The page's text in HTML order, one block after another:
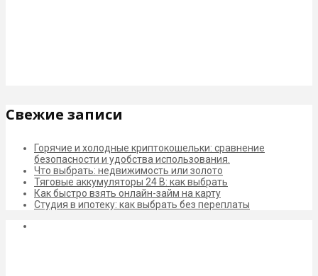
Свежие записи
Горячие и холодные криптокошельки: сравнение
безопасности и удобства использования.
Что выбрать: недвижимость или золото
Тяговые аккумуляторы 24 В: как выбрать
Как быстро взять онлайн-займ на карту
Студия в ипотеку: как выбрать без переплаты